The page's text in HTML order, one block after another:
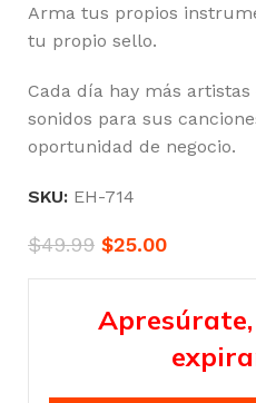
Arma tus propios
tu propio sello.
Cada día hay más
sonidos para sus
oportunidad de negocio.
SKU: EH-714
$49.99 $25.00